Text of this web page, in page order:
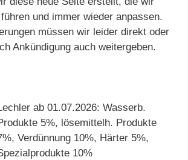
und immer wieder anpassen.
müssen wir leider direkt oder
Ankündigung auch weitergeben.
ab 01.07.2026: Wasserb.
5%, lösemittelh. Produkte
Verdünnung 10%, Härter 5%,
10%